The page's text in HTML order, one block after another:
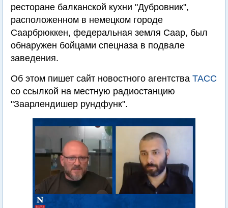
ресторане балканской кухни "Дубровник",
расположенном в немецком городе
Саарбрюккен, федеральная земля Саар, был
обнаружен бойцами спецназа в подвале
заведения.
Об этом пишет сайт новостного агентства ТАСС
со ссылкой на местную радиостанцию
"Заарлендишер рундфунк".